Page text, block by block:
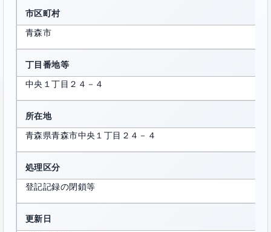
市区町村
青森市
丁目番地等
中央１丁目２４－４
所在地
青森県青森市中央１丁目２４－４
処理区分
登記記録の閉鎖等
更新日